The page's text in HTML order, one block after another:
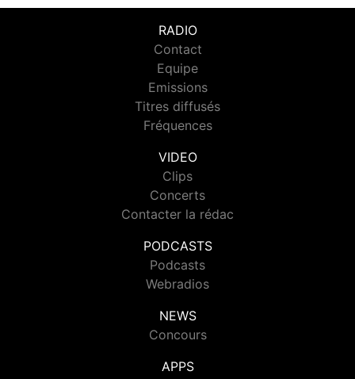
RADIO
Contact
Equipe
Emissions
Titres diffusés
Fréquences
VIDEO
Clips
Concerts
Contacter la rédac
PODCASTS
Podcasts
Webradios
NEWS
Concours
APPS